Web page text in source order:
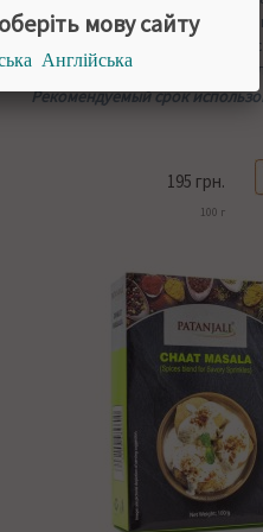
черный перец, соль, желтый
имбирь, листья пажитника,
гвоздика, кардамон, горчица и
Рекомендуемый срок
195 грн.
100 г
мову сайту
Англійська